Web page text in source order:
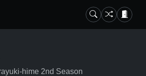
hime 2nd Season